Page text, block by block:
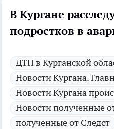
В Кургане
подростков в
ДТП в Курганской
Новости Кургана.
Новости Кургана
Новости полученные
полученные от Следст